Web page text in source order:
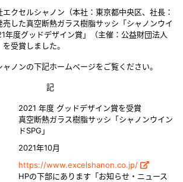
クセルシャノン（本社：東京都中央区、社長：
した真空断熱ガラス樹脂サッシ「シャノンウイ
年度グッドデザイン賞」（主催：公益財団法人
受賞しました。
ノンの下記ホームページをご覧ください。
記
2021 年度 グッドデザイン賞を受賞
真空断熱ガラス樹脂サッシ「シャノンウイン
ドSPG」
2021年10月
https://www.excelshanon.co.jp/
HPの下部にあります「お知らせ・ニュース